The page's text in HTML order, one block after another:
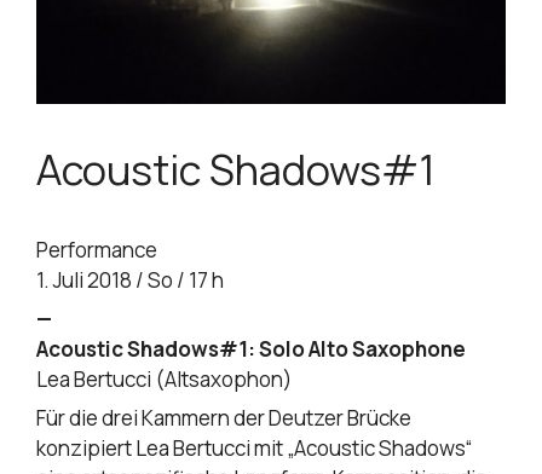
Acoustic Shadows#1
Performance
1. Juli 2018 / So / 17 h
—
Acoustic Shadows#1: Solo Alto Saxophone
Lea Bertucci (Altsaxophon)
Für die drei Kammern der Deutzer Brücke
konzipiert Lea Bertucci mit „Acoustic Shadows“